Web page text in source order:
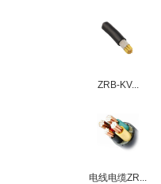
ZRB-KV...
电线电缆ZR...